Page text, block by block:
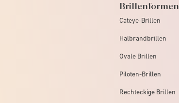
Brillenformen
Cateye-Brillen
Halbrandbrillen
Ovale Brillen
Piloten-Brillen
Rechteckige Brillen